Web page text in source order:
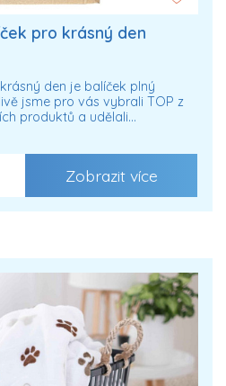
pro krásný den
den je balíček plný
jsme pro vás vybrali TOP z
produktů a udělali…
Zobrazit více